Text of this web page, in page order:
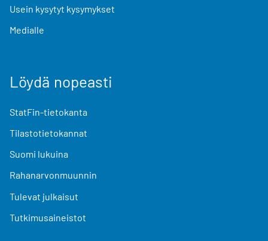
Usein kysytyt kysymykset
Medialle
Löydä nopeasti
StatFin-tietokanta
Tilastotietokannat
Suomi lukuina
Rahanarvonmuunnin
Tulevat julkaisut
Tutkimusaineistot